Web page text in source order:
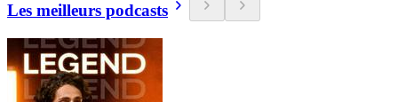
Les meilleurs podcasts